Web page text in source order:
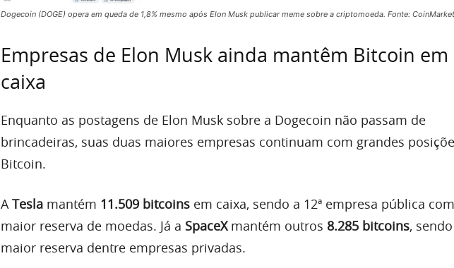
Dogecoin (DOGE) opera em queda de 1,8% mesmo após Elon Musk publicar meme sobre a criptomoeda. Fonte:
Empresas de Elon Musk ainda mantêm Bitcoin em
caixa
Enquanto as postagens de Elon Musk sobre a Dogecoin não passam de
brincadeiras, suas duas maiores empresas continuam com grandes
Bitcoin.
A Tesla mantém 11.509 bitcoins em caixa, sendo a 12ª empresa pública
maior reserva de moedas. Já a SpaceXmantém outros 8.285 bitcoins, sendo
maior reserva dentre empresas privadas.